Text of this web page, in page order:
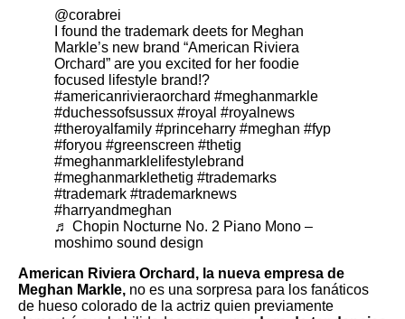
@corabrei
I found the trademark deets for Meghan
Markle’s new brand “American Riviera
Orchard” are you excited for her foodie
focused lifestyle brand!?
#americanrivieraorchard #meghanmarkle
#duchessofsussux #royal #royalnews
#theroyalfamily #princeharry #meghan #fyp
#foryou #greenscreen #thetig
#meghanmarklelifestylebrand
#meghanmarklethetig #trademarks
#trademark #trademarknews
#harryandmeghan
♬ Chopin Nocturne No. 2 Piano Mono –
moshimo sound design
American Riviera Orchard, la nueva empresa de
Meghan Markle, no es una sorpresa para los fanáticos
de hueso colorado de la actriz quien previamente